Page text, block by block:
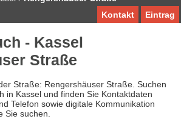
Eintrag
Kontakt
- Kassel
Straße
Straße: Rengershäuser Straße. Suchen
in Kassel und finden Sie Kontaktdaten
Telefon sowie digitale Kommunikation
Sie suchen.